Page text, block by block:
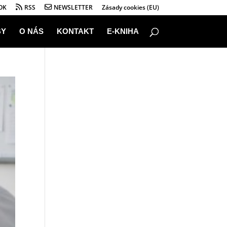
RSS NEWSLETTER Zásady cookies (EU)
O NÁS KONTAKT E-KNIHA